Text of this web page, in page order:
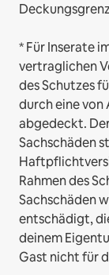
* Für Inserate
vertraglichen
des Schutzes
durch eine
abgedeckt.
Sachschäden
Rahmen des
Sachschäden
entschädigt,
deinem
Gast nicht für